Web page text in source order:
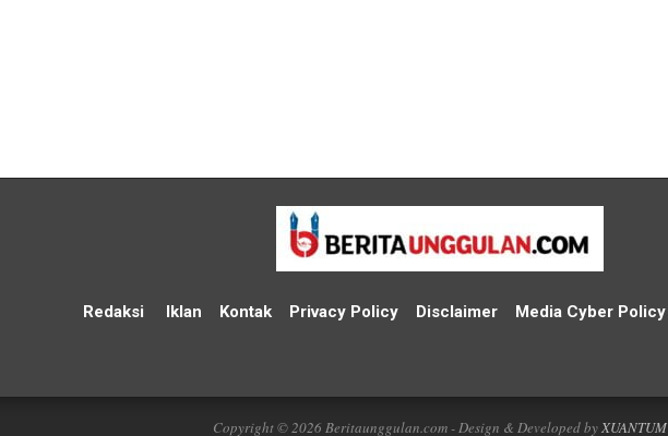
Redaksi Iklan Kontak Privacy Policy Disclaimer Media Cyber Policy
Copyright © 2026 Beritaunggulan.com - Design & Developed byXUANTUM